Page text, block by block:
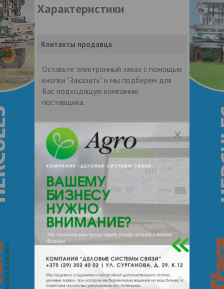
Характеристики
Контакты продавца
Оставьте электронный заказ с помощью
кнопки "Заказать" и мы подберем для
Вас подходящую компанию
поставщика.